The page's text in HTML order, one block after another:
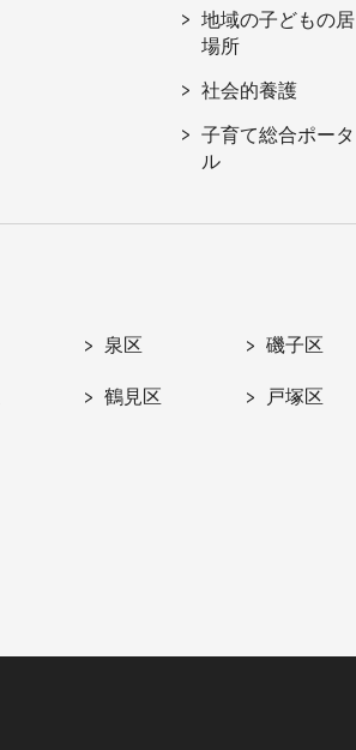
地域の子どもの居
場所
社会的養護
子育て総合ポータ
ル
泉区 磯子区
鶴見区 戸塚区